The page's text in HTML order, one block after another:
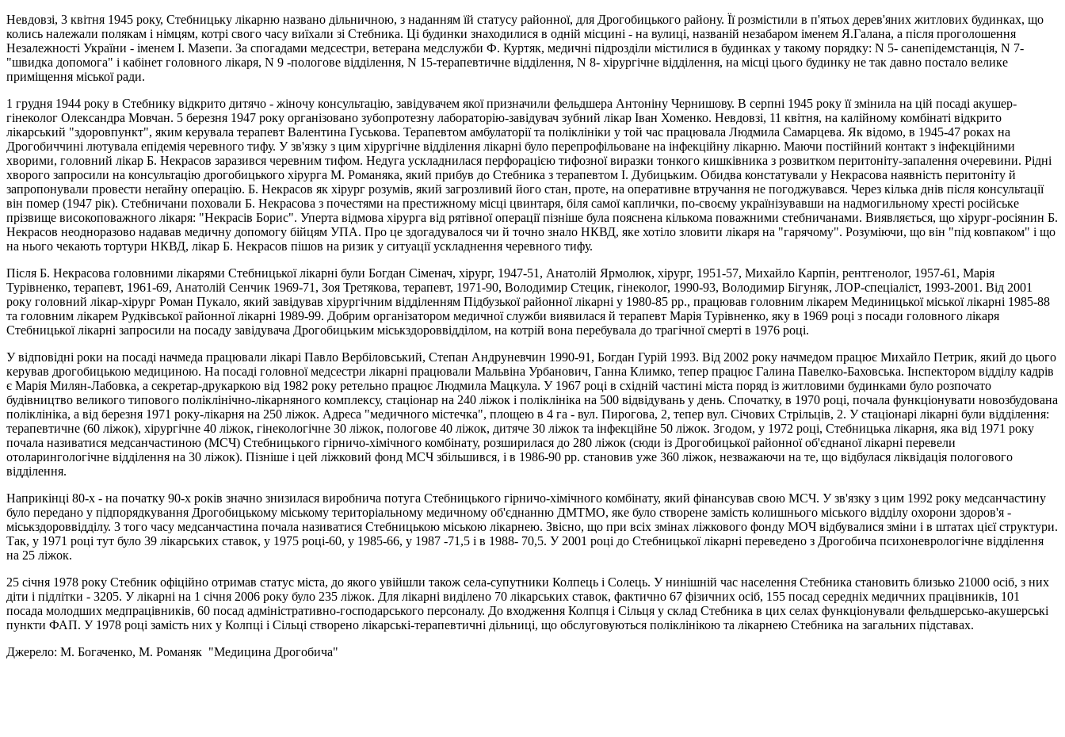
Невдовзі, 3 квітня 1945 року, Стебницьку лікарню названо дільничною, з наданням їй статусу районної, для Дрогобицького району. Її розмістили в п'ятьох дерев'яних житлових будинках, що
колись належали полякам і німцям, котрі свого часу виїхали зі Стебника. Ці будинки знаходилися в одній місцині - на вулиці, названій незабаром іменем Я.Галана, a пiсля проголошення
Незалежності України - іменем I. Мазепи. За спогадами медсестри, ветерана медслужби Ф. Куртяк, медичні підрозділи містилися в будинках у такому порядку: N 5- санепідемстанція, N 7-
"швидка допомога" і кабінет головного лікаря, N 9 -пологове відділення, N 15-терапевтичне відділення, N 8- xiрургічне відділення, на місці цього будинку не так давно постало велике
приміщення міської ради.
1 грудня 1944 року в Стебнику відкрито дитячо - жіночу консультацію, завідувачем якої призначили фельдшера Антоніну Чернишову. В серпні 1945 року її змінила на цій посаді акушер-
гінеколог Олександра Мовчан. 5 березня 1947 року організовано зубопротезну лабораторію-завідувач зубний лікар Іван Хоменко. Невдовзі, 11 квітня, на калійному комбінаті відкрито
лікарський "здоровпункт", яким керувала терапевт Валентина Гуськова. Терапевтом амбулаторії та поліклініки у той час працювала Людмила Самарцева. Як відомо, в 1945-47 роках на
Дрогобиччині лютувала епідемія черевного тифу. У зв'язку з цим хірургічне відділення лікарні було перепрофільоване на інфекційну лікарню. Маючи постійний контакт з інфекційними
хворими, головний лікар Б. Некрасов заразився черевним тифом. Недуга ускладнилася перфорацією тифозної виразки тонкого кишківника з розвитком перитоніту-запалення очеревини. Pідні
хворого запросили на консультацію дрогобицького хірурга М. Романяка, який прибув до Стебника з терапевтом І. Дубицьким. Обидва констатували у Некрасова наявність перитоніту й
запропонували провести неrайну операцію. Б. Некрасов як хірург розумів, який загрозливий його стан, проте, на оперативне втручання не погоджувався. Через кілька днів після консультації
він помер (1947 рік). Стебничани поховали Б. Некрасова з почестями на престижному місці цвинтаря, біля самої каплички, по-своєму українізувавши на надмогильному хресті російське
прізвище високоповажного лікаря: "Некрасів Борис". Уперта відмова хірурга від рятівної операції пізніше була пояснена кількома поважними стебничанами. Виявляється, що хірург-росіянин Б.
Некрасов неодноразово надавав медичну допомогу бійцям УПА. Про це здогадувалося чи й точно знало НКВД, яке хотіло зловити лікаря на "гарячому". Розуміючи, що він "під ковпаком" і що
на нього чекають тортури НКВД, лікар Б. Некрасов пішов на ризик у ситуації ускладнення черевного тифу.
Після Б. Некрасова головними лікарями Стебницької лікарні були Богдан Сіменач, хірург, 1947-51, Анатолій Ярмолюк, хірург, 1951-57, Михайло Карпін, рентгенолог, 1957-61, Мaрія
Турівненко, терапевт, 1961-69, Анатолій Сенчик 1969-71, Зоя Третякова, терапевт, 1971-90, Володимир Стецик, гінеколог, 1990-93, Володимир Бігуняк, ЛОР-спеціаліст, 1993-2001. Від 2001
року головний лікар-хірург Роман Пукало, який завідував хірургічним відділенням Підбузької районної лікарні у 1980-85 рр., працював головним лікарем Мединицької міської лікарні 1985-88
та головним лікарем Рудківської районної лікарні 1989-99. Добрим організатором медичної служби виявилася й терапевт Марія Турівненко, яку в 1969 році з посади головного лікаря
Стебницької лікарні запросили на посаду завідувача Дрогобицьким міськздороввідділом, на котрій вона перебувала до трагічної смерті в 1976 році.
У відповідні роки на посаді начмеда працювали лікарі Павло Вербіловський, Степан Андруневчин 1990-91, Богдан Гурій 1993. Bід 2002 року начмедом працює Михайло Петрик, який до цього
керував дрогобицькою медициною. На посаді головної медсестри лікарні працювали Мальвіна Урбанович, Ганна Климко, тепер працює Галина Павелко-Баховська. Iнспектором відділу кадрів
є Марія Милян-Лабовка, а секретар-друкаркою від 1982 року ретельно працює Людмила Мацкула. У 1967 році в східній частині міста поряд із житловими будинками було розпочато
будівництво великого типового поліклінічно-лікарняного комплексу, стаціонар на 240 ліжок i поліклініка на 500 відвідувань у день. Спочатку, в 1970 році, почала функціонувати новозбудована
поліклініка, а від березня 1971 року-лікарня на 250 ліжок. Адреса "медичного містечка", площею в 4 га - вул. Пирогова, 2, тепер вул. Ciчових Стрільців, 2. У стаціонарі лікарні були відділення:
терапевтичне (60 ліжок), хірургічне 40 ліжок, гінекологічне 30 ліжок, пологове 40 ліжок, дитяче 30 ліжок та інфекційне 50 ліжок. Згодом, у 1972 році, Стебницька лікарня, яка від 1971 року
почала називатися медсанчастиною (МСЧ) Стебницького гiрничо-хімічного комбінату, розширилася до 280 ліжок (сюди із Дрогобицької районної об'єднаної лікарні перевели
отоларингологічне відділення на 30 ліжок). Пізніше і цей ліжковий фонд МСЧ збільшився, і в 1986-90 рр. становив уже 360 ліжок, незважаючи на те, що відбулася ліквідація пологового
відділення.
Наприкінці 80-х - на початку 90-х років значно знизилася виробнича потуга Стебницького гірничо-хімічного комбінату, який фінансував свою МСЧ. У зв'язку з цим 1992 року медсанчастину
було передано у підпорядкування Дрогобицькому міському територiальному медичному об'єднанню ДМТМО, яке було створене замість колишнього міського відділу охорони здоров'я -
міськздороввідділу. 3 того часу медсанчастина почала називатися Стебницькою міською лікарнею. Звісно, що при всіх змінах ліжкового фонду МОЧ відбувалися зміни і в штатах цієї структури.
Так, у 1971 році тут було 39 лікарських ставок, у 1975 році-60, у 1985-66, у 1987 -71,5 і в 1988- 70,5. У 2001 році до Стебницької лікарні переведено з Дрогобича психоневрологічне відділення
на 25 ліжок.
25 cічня 1978 року Стебник офіційно отримав статус міста, до якого увійшли також села-супутники Колпець і Солець. У нинішній час населення Стебника становить близько 21000 оcіб, з них
діти і підлітки - 3205. У лікарні на 1 cічня 2006 року було 235 ліжок. Для лікарні виділено 70 лікарських ставок, фактично 67 фізичних осіб, 155 посад середніх медичних працівників, 101
посада молодших медпрацівників, 60 посад адміністративно-господарського персоналу. До входження Колпця і Сільця у склад Стебника в цих селах функціонували фельдшерсько-акушерські
пункти ФАП. У 1978 році замість них у Колпці і Cільці створено лікарські-терапевтичні дільниці, що обслуговуються поліклінікою та лікарнею Стебника на загальних підставах.
Джерело: М. Богаченко, М. Романяк "Медицина Дрогобича"